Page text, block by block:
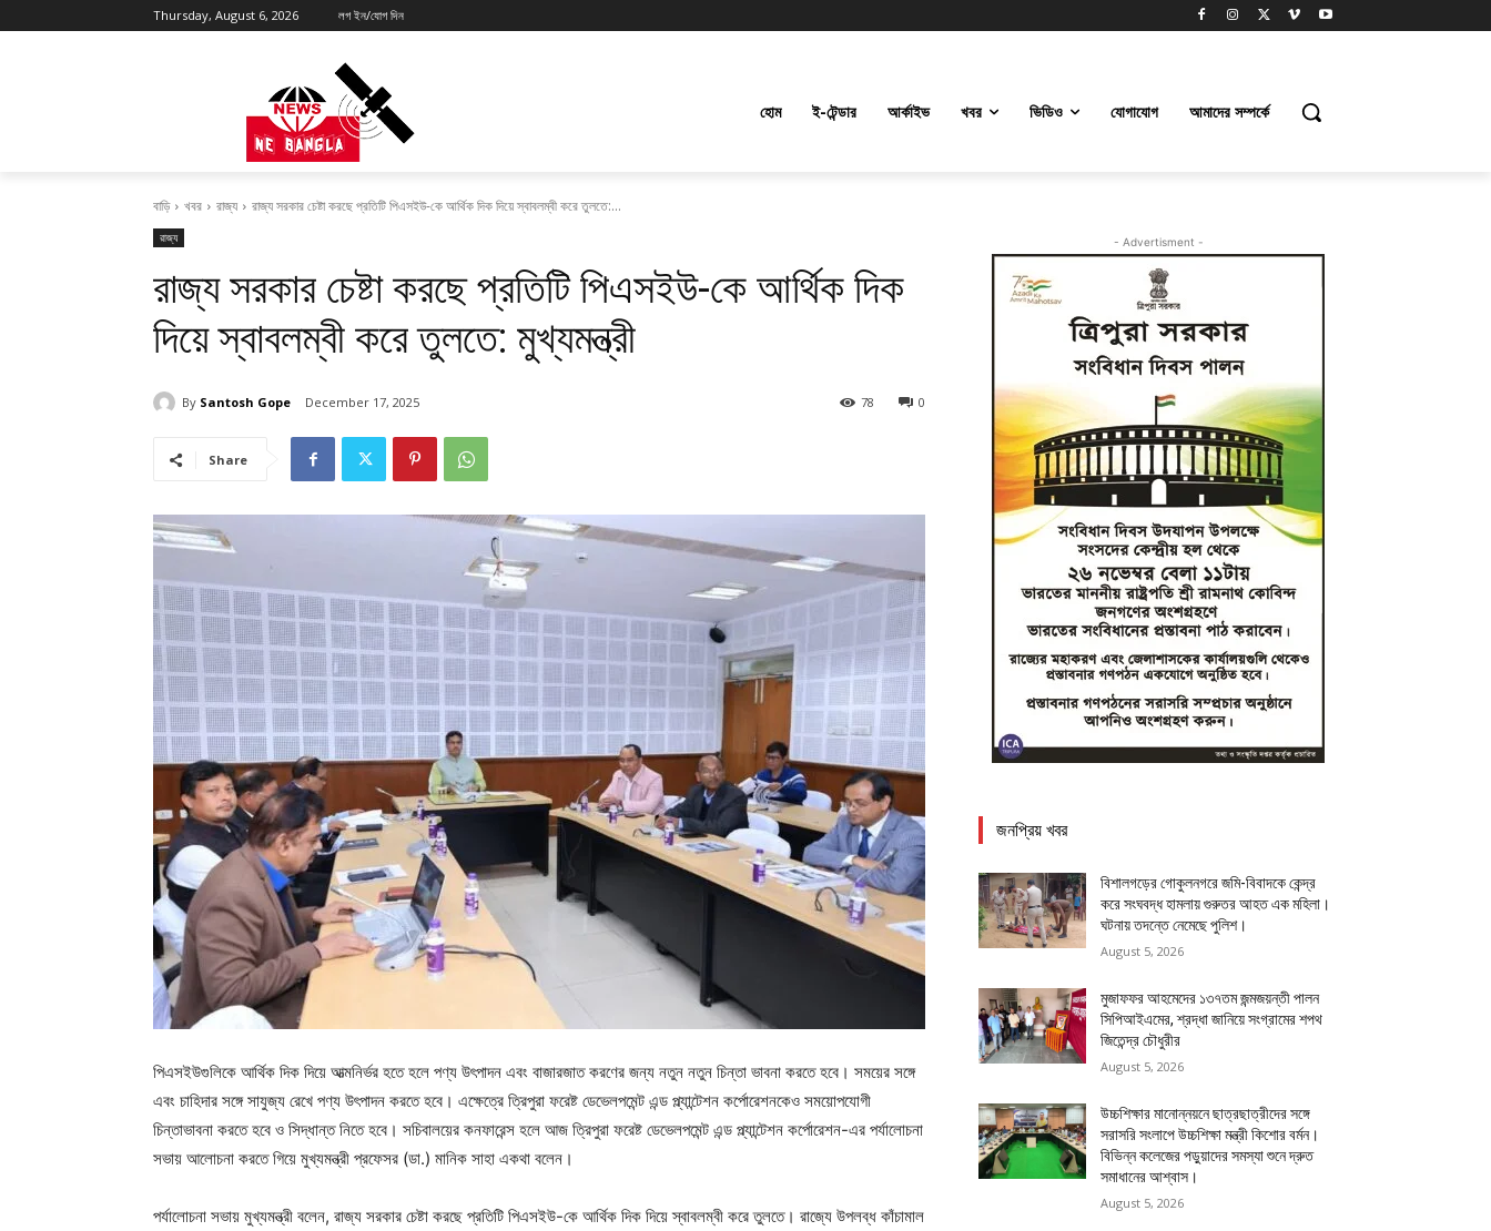
Thursday, August 6, 2026 লগ ইন/যোগ দিন
হোম ই-টেন্ডার আর্কাইভ খবর ভিডিও যোগাযোগ আমাদের সম্পর্কে
বাড়ি খবর রাজ্য রাজ্য সরকার চেষ্টা করছে প্রতিটি পিএসইউ-কে আর্থিক দিক দিয়ে স্বাবলম্বী করে তুলতে:...
রাজ্য
রাজ্য সরকার চেষ্টা করছে প্রতিটি পিএসইউ-কে আর্থিক দিক
দিয়ে স্বাবলম্বী করে তুলতে: মুখ্যমন্ত্রী
By Santosh Gope December 17, 2025 0
78
Share
পিএসইউগুলিকে আর্থিক দিক দিয়ে আত্মনির্ভর হতে হলে পণ্য উৎপাদন এবং বাজারজাত করণের জন্য নতুন নতুন চিন্তা ভাবনা করতে হবে। সময়ের সঙ্গে
এবং চাহিদার সঙ্গে সাযুজ্য রেখে পণ্য উৎপাদন করতে হবে। এক্ষেত্রে ত্রিপুরা ফরেষ্ট ডেভেলপমেন্ট এন্ড প্ল্যান্টেশন কর্পোরেশনকেও সময়োপযোগী
চিন্তাভাবনা করতে হবে ও সিদ্ধান্ত নিতে হবে। সচিবালয়ের কনফারেন্স হলে আজ ত্রিপুরা ফরেষ্ট ডেভেলপমেন্ট এন্ড প্ল্যান্টেশন কর্পোরেশন-এর পর্যালোচনা
সভায় আলোচনা করতে গিয়ে মুখ্যমন্ত্রী প্রফেসর (ডা.) মানিক সাহা একথা বলেন।
পর্যালোচনা সভায় মুখ্যমন্ত্রী বলেন, রাজ্য সরকার চেষ্টা করছে প্রতিটি পিএসইউ-কে আর্থিক দিক দিয়ে স্বাবলম্বী করে তুলতে। রাজ্যে উপলব্ধ কাঁচামাল
- Advertisment -
জনপ্রিয় খবর
বিশালগড়ের গোকুলনগরে জমি-বিবাদকে কেন্দ্র
করে সংঘবদ্ধ হামলায় গুরুতর আহত এক মহিলা।
ঘটনায় তদন্তে নেমেছে পুলিশ।
August 5, 2026
মুজাফফর আহমেদের ১৩৭তম জন্মজয়ন্তী পালন
সিপিআইএমের, শ্রদ্ধা জানিয়ে সংগ্রামের শপথ
জিতেন্দ্র চৌধুরীর
August 5, 2026
উচ্চশিক্ষার মানোন্নয়নে ছাত্রছাত্রীদের সঙ্গে
সরাসরি সংলাপে উচ্চশিক্ষা মন্ত্রী কিশোর বর্মন।
বিভিন্ন কলেজের পড়ুয়াদের সমস্যা শুনে দ্রুত
সমাধানের আশ্বাস।
August 5, 2026